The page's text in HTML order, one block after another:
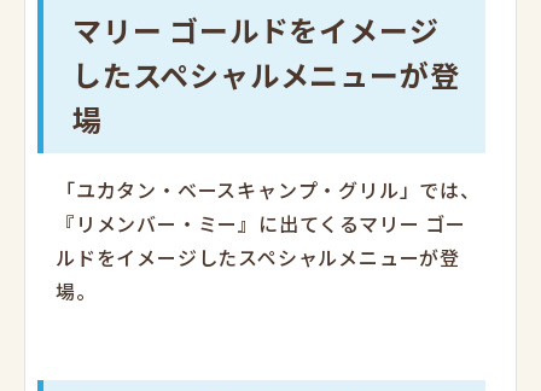
マリー ゴールドをイメージ
したスペシャルメニューが登
場
「ユカタン・ベースキャンプ・グリル」では、
『リメンバー・ミー』に出てくるマリー ゴー
ルドをイメージしたスペシャルメニューが登
場。